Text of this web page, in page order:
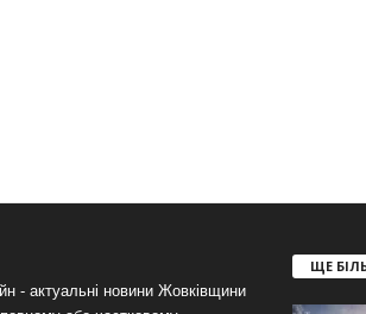
- актуальні новини Жовківщини
ЩЕ